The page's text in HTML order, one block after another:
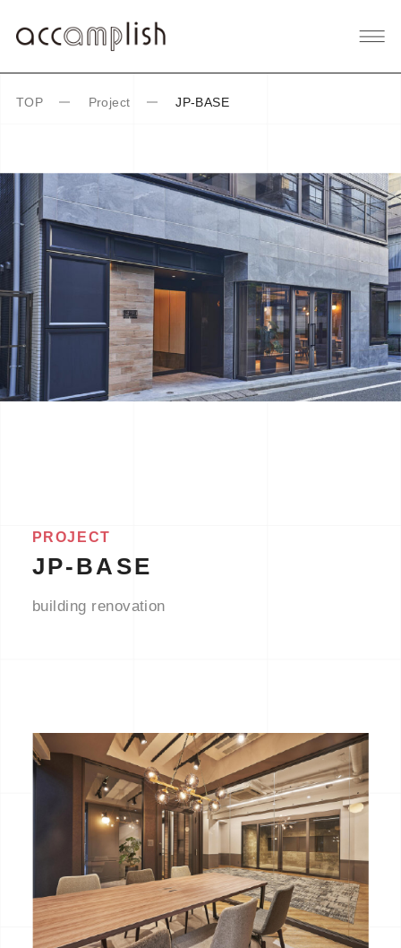
TOP Project JP-BASE
PROJECT
JP-BASE
building renovation